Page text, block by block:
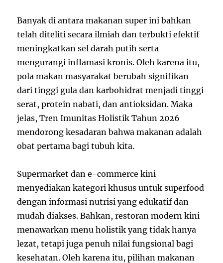
Banyak di antara makanan super ini bahkan
telah diteliti secara ilmiah dan terbukti efektif
meningkatkan sel darah putih serta
mengurangi inflamasi kronis. Oleh karena itu,
pola makan masyarakat berubah signifikan
dari tinggi gula dan karbohidrat menjadi tinggi
serat, protein nabati, dan antioksidan. Maka
jelas, Tren Imunitas Holistik Tahun 2026
mendorong kesadaran bahwa makanan adalah
obat pertama bagi tubuh kita.
Supermarket dan e-commerce kini
menyediakan kategori khusus untuk superfood
dengan informasi nutrisi yang edukatif dan
mudah diakses. Bahkan, restoran modern kini
menawarkan menu holistik yang tidak hanya
lezat, tetapi juga penuh nilai fungsional bagi
kesehatan. Oleh karena itu, pilihan makanan